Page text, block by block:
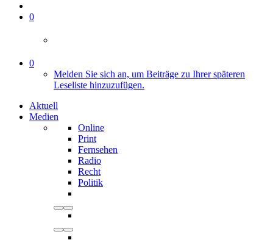
0
0
Melden Sie sich an, um Beiträge zu Ihrer späteren
Leseliste hinzuzufügen.
Aktuell
Medien
Online
Print
Fernsehen
Radio
Recht
Politik